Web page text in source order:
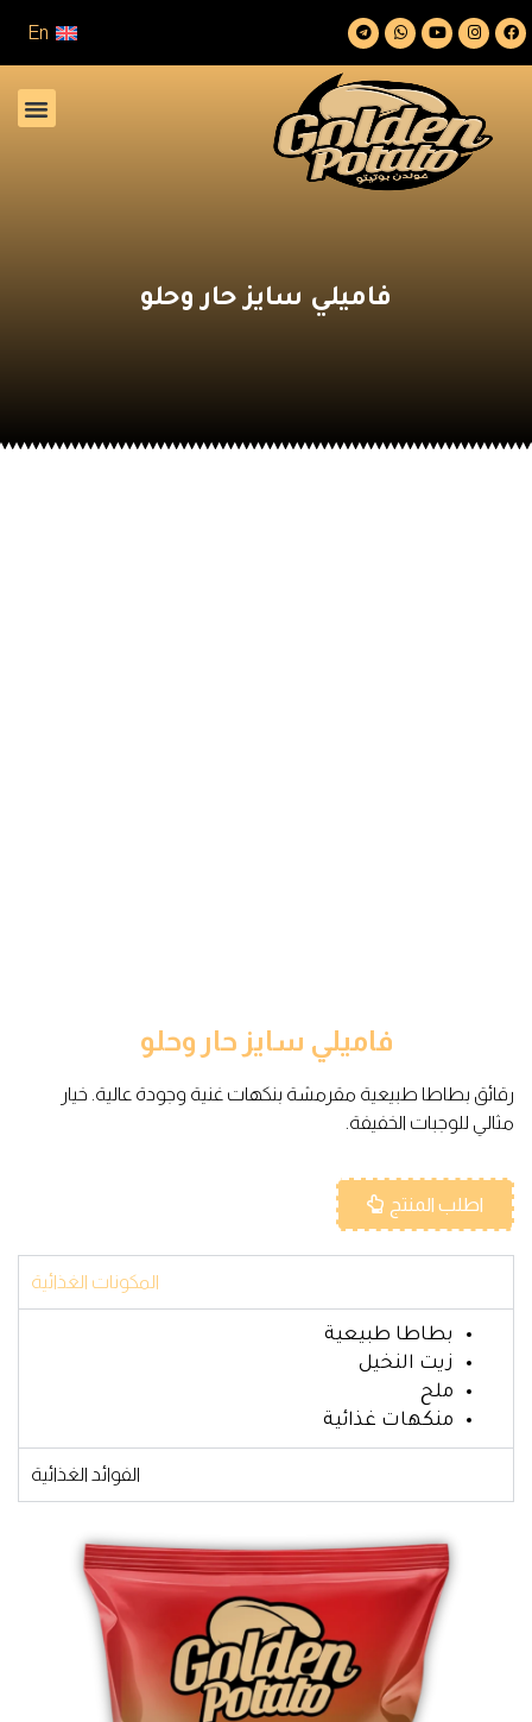
En
فاميلي سايز حار وحلو
فاميلي سايز حار وحلو
رقائق بطاطا طبيعية مقرمشة بنكهات غنية وجودة عالية. خيار
مثالي للوجبات الخفيفة.
اطلب المنتج
المكونات الغذائية
بطاطا طبيعية
زيت النخيل
ملح
منكهات غذائية
الفوائد الغذائية